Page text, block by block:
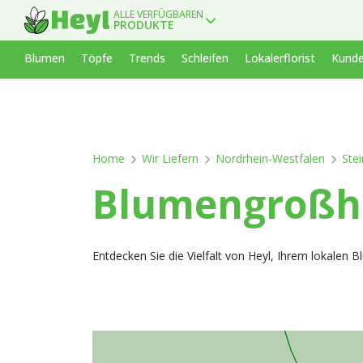
ALLE VERFÜGBAREN
PRODUKTE
Blumen Töpfe Trends Schleifen Lokalerflorist
Home Wir Liefern Nordrhein-Westfalen
Entdecken Sie die Vielfalt von Heyl, Ihrem lokalen